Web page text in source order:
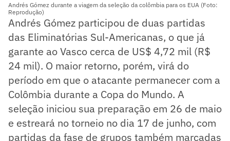
Andrés Gómez durante a viagem da seleção da colômbia para os EUA (Foto:
Reprodução)
Andrés Gómez participou de duas partidas
das Eliminatórias Sul-Americanas, o que já
garante ao Vasco cerca de US$ 4,72 mil (R$
24 mil). O maior retorno, porém, virá do
período em que o atacante permanecer com a
Colômbia durante a Copa do Mundo. A
seleção iniciou sua preparação em 26 de maio
e estreará no torneio no dia 17 de junho, com
partidas da fase de grupos também marcadas